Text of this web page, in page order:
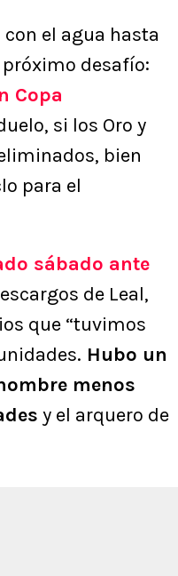
el agua hasta
desafío:
Copa
si los Oro y
bien
para el
sábado ante
de Leal,
que “tuvimos
Hubo un
menos
y el arquero de